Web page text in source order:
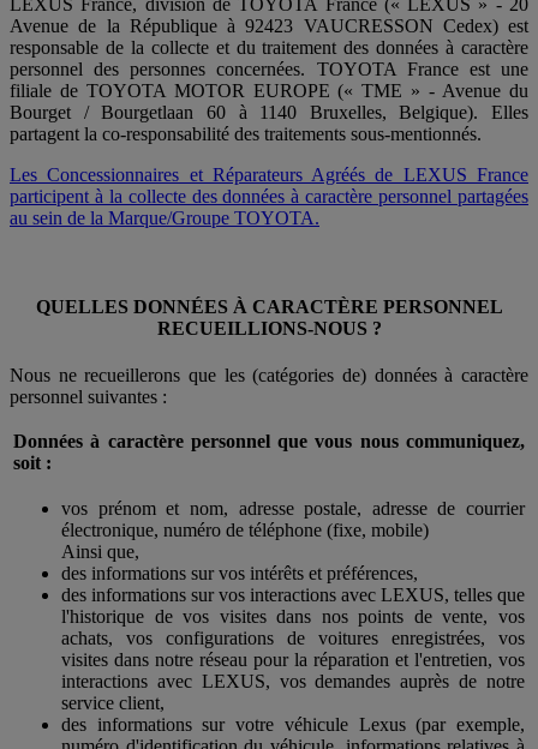
LEXUS France, division de TOYOTA France (« LEXUS » - 20
Avenue de la République à 92423 VAUCRESSON Cedex) est
responsable de la collecte et du traitement des données à caractère
personnel des personnes concernées. TOYOTA France est une
filiale de TOYOTA MOTOR EUROPE (« TME » - Avenue du
Bourget / Bourgetlaan 60 à 1140 Bruxelles, Belgique). Elles
partagent la co-responsabilité des traitements sous-mentionnés.
Les Concessionnaires et Réparateurs Agréés de LEXUS France
participent à la collecte des données à caractère personnel partagées
au sein de la Marque/Groupe TOYOTA.
QUELLES DONNÉES À CARACTÈRE PERSONNEL
RECUEILLIONS-NOUS ?
Nous ne recueillerons que les (catégories de) données à caractère
personnel suivantes :
Données à caractère personnel que vous nous communiquez,
soit :
vos prénom et nom, adresse postale, adresse de courrier
électronique, numéro de téléphone (fixe, mobile)
Ainsi que,
des informations sur vos intérêts et préférences,
des informations sur vos interactions avec LEXUS, telles que
l'historique de vos visites dans nos points de vente, vos
achats, vos configurations de voitures enregistrées, vos
visites dans notre réseau pour la réparation et l'entretien, vos
interactions avec LEXUS, vos demandes auprès de notre
service client,
des informations sur votre véhicule Lexus (par exemple,